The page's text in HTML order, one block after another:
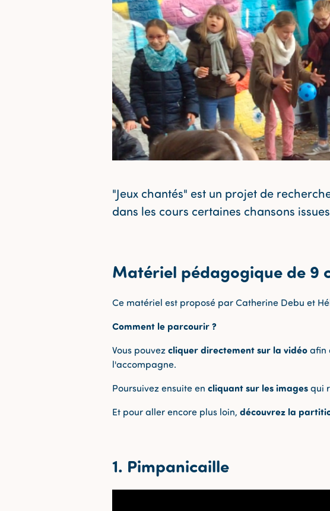
"Jeux chantés" est un projet de
dans les cours certaines chansons
Matériel pédagogique de 9
Ce matériel est proposé par Catherine Debu et
Comment le parcourir ?
Vous pouvez cliquer directement sur la vidéo afin
l'accompagne.
Poursuivez ensuite en cliquant sur les images qui
Et pour aller encore plus loin, découvrez la
1. Pimpanicaille